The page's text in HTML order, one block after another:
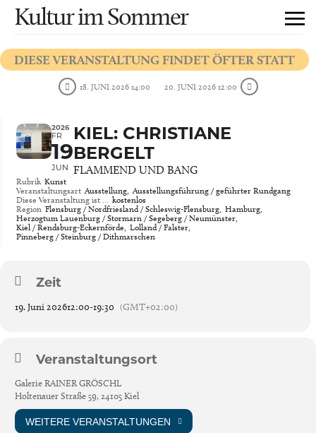
Kultur im Sommer
DIESE VERANSTALTUNG FINDET ÖFTER STATT
18. JUNI 2026 14:00 20. JUNI 2026 12:00
2026
FR
19
JUN
KIEL: CHRISTIANE
BERGELT
FLAMMEND UND BANG
Rubrik Kunst
Veranstaltungsart Ausstellung, Ausstellungsführung / geführter Rundgang
Diese Veranstaltung ist … kostenlos
Region Flensburg / Nordfriesland / Schleswig-Flensburg, Hamburg,
Herzogtum Lauenburg / Stormarn / Segeberg / Neumünster,
Kiel / Rendsburg-Eckernförde, Lolland / Falster,
Pinneberg / Steinburg / Dithmarschen
Zeit
19. Juni 202612:00-19:30 (GMT+02:00)
Veranstaltungsort
Galerie RAINER GRÖSCHL
Holtenauer Straße 59, 24105 Kiel
WEITERE VERANSTALTUNGEN